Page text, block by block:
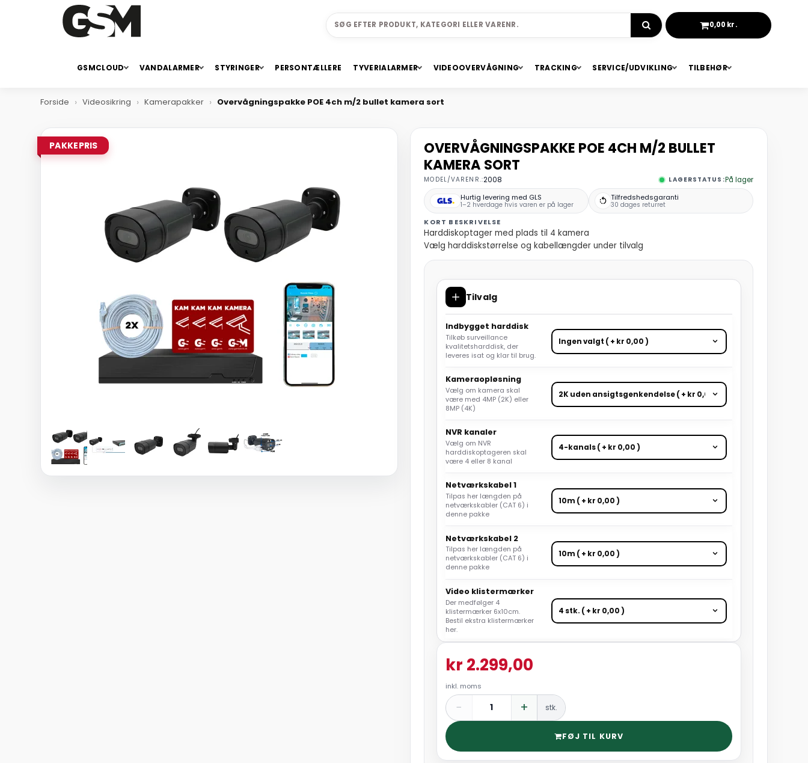
KURV
0,00 kr.
GSMCLOUD VANDALARMER STYRINGER PERSONTÆLLERE TYVERIALARMER VIDEOOVERVÅGNING TRACKING SERVICE/UDVIKLING TILBEHØR
Forside Videosikring Kamerapakker Overvågningspakke POE 4ch m/2 bullet kamera sort
PAKKEPRIS
OVERVÅGNINGSPAKKE POE 4CH M/2 BULLET
KAMERA SORT
MODEL/VARENR.:2008 LAGERSTATUS:På lager
Hurtig levering med GLS
1–2 hverdage hvis varen er på lager
Tilfredshedsgaranti
30 dages returret
KORT BESKRIVELSE
Harddiskoptager med plads til 4 kamera
Vælg harddiskstørrelse og kabellængder under tilvalg
Tilvalg
Indbygget harddisk
Tilkøb surveillance
kvalitetsharddisk, der
leveres isat og klar til brug.
Kameraopløsning
Vælg om kamera skal
være med 4MP (2K) eller
8MP (4K)
NVR kanaler
Vælg om NVR
harddiskoptageren skal
være 4 eller 8 kanal
Netværkskabel 1
Tilpas her længden på
netværkskabler (CAT 6) i
denne pakke
Netværkskabel 2
Tilpas her længden på
netværkskabler (CAT 6) i
denne pakke
Video klistermærker
Der medfølger 4
klistermærker 6x10cm.
Bestil ekstra klistermærker
her.
kr 2.299,00
inkl. moms
− + stk.
FØJ TIL KURV